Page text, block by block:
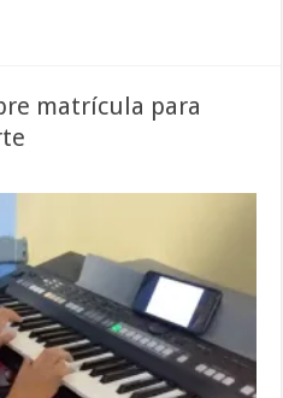
matrícula para